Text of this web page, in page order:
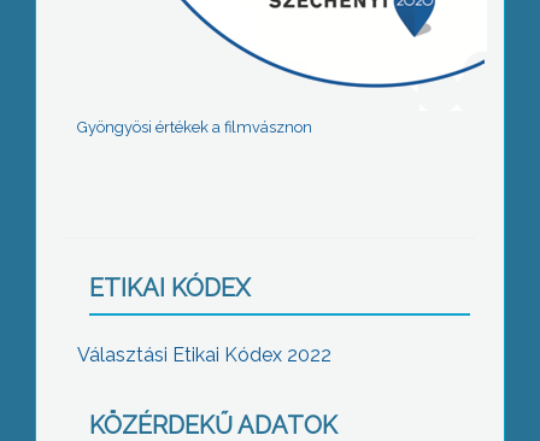
Gyöngyösi értékek a filmvásznon
ETIKAI KÓDEX
Választási Etikai Kódex 2022
KÖZÉRDEKŰ ADATOK